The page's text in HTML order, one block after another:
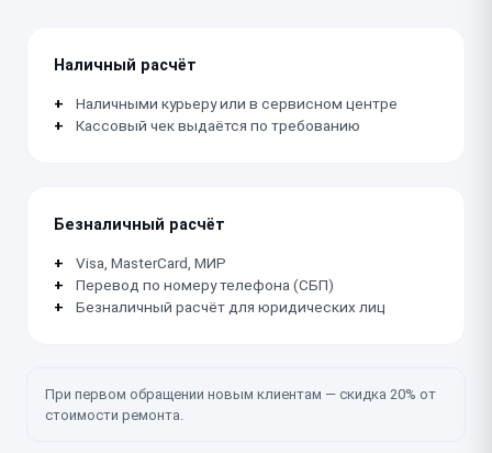
Наличный расчёт
Наличными курьеру или в сервисном центре
Кассовый чек выдаётся по требованию
Безналичный расчёт
Visa, MasterCard, МИР
Перевод по номеру телефона (СБП)
Безналичный расчёт для юридических лиц
При первом обращении новым клиентам — скидка 20% от
стоимости ремонта.